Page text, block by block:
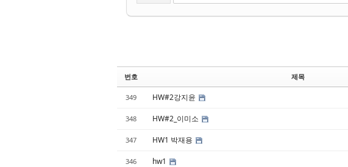
번호 제목
349 HW#2강지윤
348 HW#2_이미소
347 HW1 박재용
346 hw1